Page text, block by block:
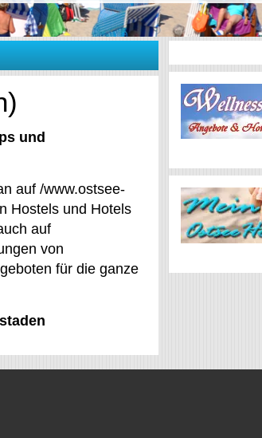
und
auf /www.ostsee-
Hostels und Hotels
auf
von
für die ganze